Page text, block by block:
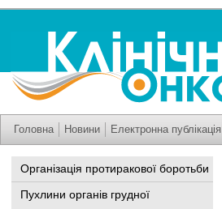
Головна Новини Електронна публікація
Організація протиракової боротьби
Пухлини органів грудної